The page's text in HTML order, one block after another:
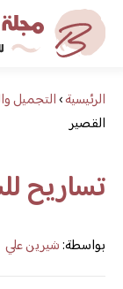
مجلةالرئيسية›التجميل
القصير
تساريح
بواسطة:شيرين علي